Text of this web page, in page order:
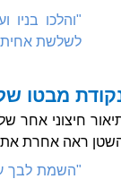
"והלכו בניו
לשלשת
מבטו
חיצוני אחר
ראה אחרת את
"השמת לבך